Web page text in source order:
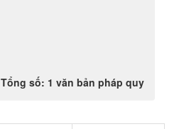
Tổng số: 1 văn bản pháp quy